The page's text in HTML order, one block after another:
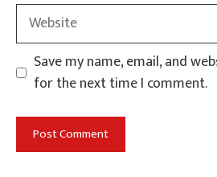
Website
Save my name, email, and
for the next time I comment.